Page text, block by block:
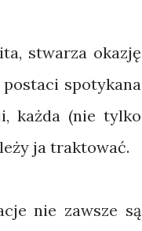
stwarza okazję
spotykana
każda (nie tylko
ja traktować.
nie zawsze są